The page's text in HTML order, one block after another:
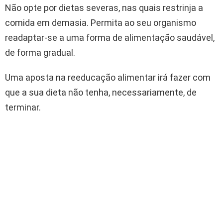
Não opte por dietas severas, nas quais restrinja a
comida em demasia. Permita ao seu organismo
readaptar-se a uma forma de alimentação saudável,
de forma gradual.
Uma aposta na reeducação alimentar irá fazer com
que a sua dieta não tenha, necessariamente, de
terminar.